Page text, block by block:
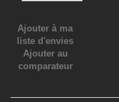
Ajouter à ma
liste d'envies
Ajouter au
comparateur